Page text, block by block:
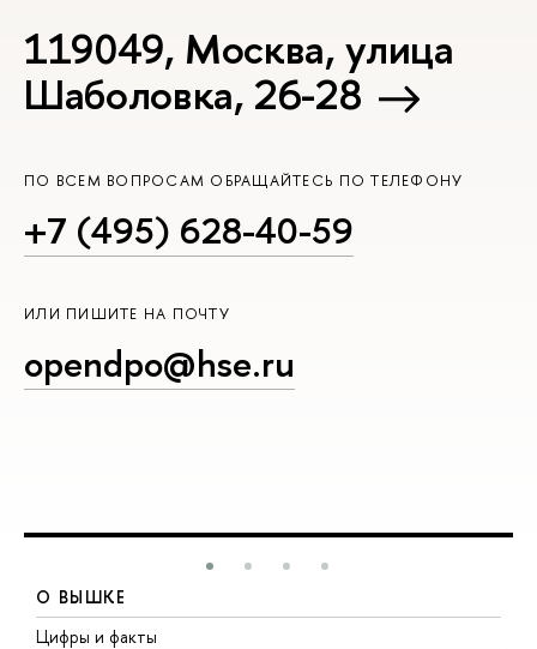
119049, Москва, улица
Шаболовка, 26-28
ПО ВСЕМ ВОПРОСАМ ОБРАЩАЙТЕСЬ ПО ТЕЛЕФОНУ
+7 (495) 628-40-59
ИЛИ ПИШИТЕ НА ПОЧТУ
opendpo@hse.ru
О ВЫШКЕ
Цифры и факты